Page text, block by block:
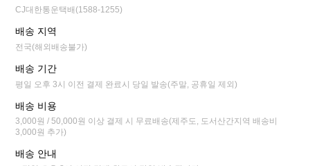
CJ대한통운택배(1588-1255)
배송 지역
전국(해외배송불가)
배송 기간
평일 오후 3시 이전 결제 완료시 당일 발송(주말, 공휴일 제외)
배송 비용
3,000원 / 50,000원 이상 결제 시 무료배송(제주도, 도서산간지역 배송비
3,000원 추가)
배송 안내